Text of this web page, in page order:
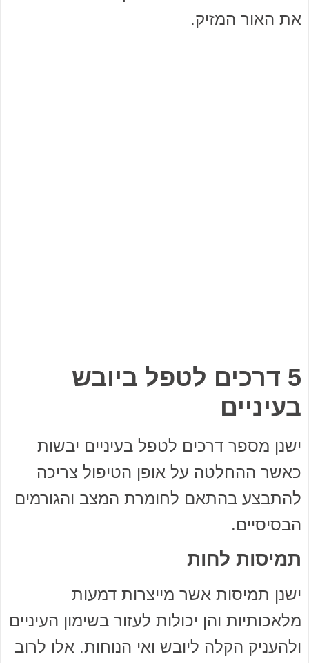
את האור המזיק.
5 דרכים לטפל ביובש
בעיניים
ישנן מספר דרכים לטפל בעיניים יבשות
כאשר ההחלטה על אופן הטיפול צריכה
להתבצע בהתאם לחומרת המצב והגורמים
הבסיסיים.
תמיסות לחות
ישנן תמיסות אשר מייצרות דמעות
מלאכותיות והן יכולות לעזור בשימון העיניים
ולהעניק הקלה ליובש ואי הנוחות. אלו לרוב